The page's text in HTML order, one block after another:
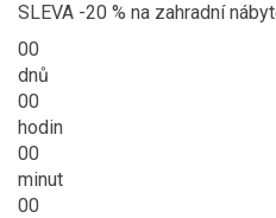
SLEVA -20 % na zahradní
00
dnů
00
hodin
00
minut
00